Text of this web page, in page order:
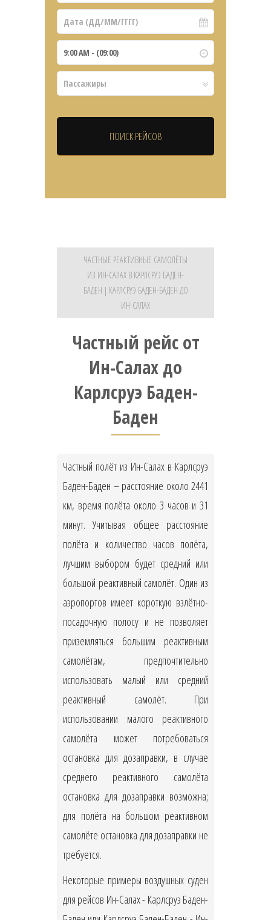
ЧАСТНЫЕ РЕАКТИВНЫЕ САМОЛЁТЫ
ИЗ ИН-САЛАХ В КАРЛСРУЭ БАДЕН-
БАДЕН | КАРЛСРУЭ БАДЕН-БАДЕН ДО
ИН-САЛАХ
Частный рейс от
Ин-Салах до
Карлсруэ Баден-
Баден
Частный полёт из Ин-Салах в Карлсруэ
Баден-Баден – расстояние около 2441
км, время полёта около 3 часов и 31
минут. Учитывая общее расстояние
полёта и количество часов полёта,
лучшим выбором будет средний или
большой реактивный самолёт. Один из
аэропортов имеет короткую взлётно-
посадочную полосу и не позволяет
приземляться большим реактивным
самолётам, предпочтительно
использовать малый или средний
реактивный самолёт. При
использовании малого реактивного
самолёта может потребоваться
остановка для дозаправки, в случае
среднего реактивного самолёта
остановка для дозаправки возможна;
для полёта на большом реактивном
самолёте остановка для дозаправки не
требуется.
Некоторые примеры воздушных суден
для рейсов Ин-Салах - Карлсруэ Баден-